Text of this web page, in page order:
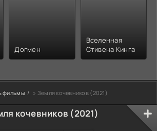
Догмен
Вселенная
Стивена Кинга
фильмы » Земля кочевников (2021)
кочевников (2021)